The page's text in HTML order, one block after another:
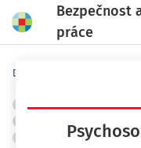
Bezpečnost
práce
Domů
OBJEKTY A PRACOVIŠTĚ
POŽÁRNÍ OCHRANA A
ZNAČKY A ZNAČENÍ